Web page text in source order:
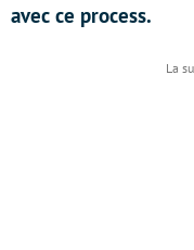
avec ce process.